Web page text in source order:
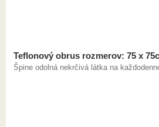
Teflonový obrus rozmerov: 75 x
Špine odolná nekrčivá látka na